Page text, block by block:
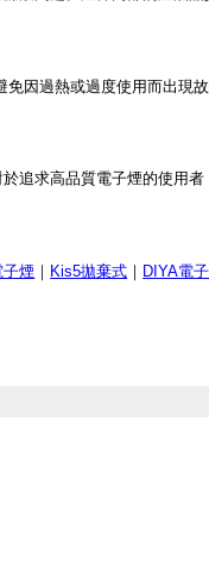
因過熱或過度使用而出現
追求高品質電子煙的使用
煙 ｜ Kis5拋棄式 ｜ DIYA電